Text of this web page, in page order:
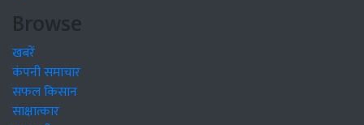
Browse
खबरें
कंपनी समाचार
सफल किसान
साक्षात्कार